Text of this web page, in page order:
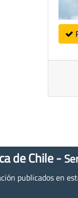
de Chile -
publicados en